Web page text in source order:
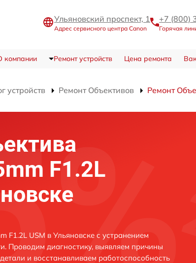
Ульяновский проспект, 1
Адрес сервисного центра Canon
+7 (800)
Горячая
компании Ремонт устройств Цена ремонта
устройств Ремонт Объективов Ремонт
F1.2L
F1.2L USM в Ульяновске с устранением
Проводим диагностику, выявляем причины
и восстанавливаем работоспособность